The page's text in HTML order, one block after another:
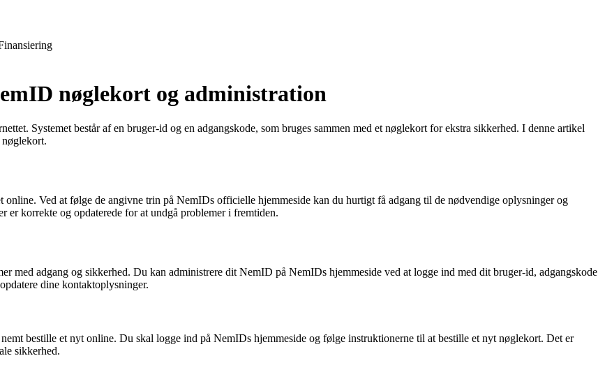
nøglekort og administration
Systemet består af en bruger-id og en adgangskode, som bruges sammen med et nøglekort for ekstra sikkerhed. I denne artikel
Ved at følge de angivne trin på NemIDs officielle hjemmeside kan du hurtigt få adgang til de nødvendige oplysninger og
korrekte og opdaterede for at undgå problemer i fremtiden.
med adgang og sikkerhed. Du kan administrere dit NemID på NemIDs hjemmeside ved at logge ind med dit bruger-id, adgangskode
dine kontaktoplysninger.
bestille et nyt online. Du skal logge ind på NemIDs hjemmeside og følge instruktionerne til at bestille et nyt nøglekort. Det er
sikkerhed.